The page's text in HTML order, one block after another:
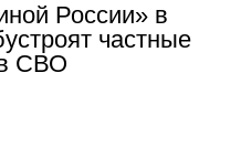
России» в
частные
СВО